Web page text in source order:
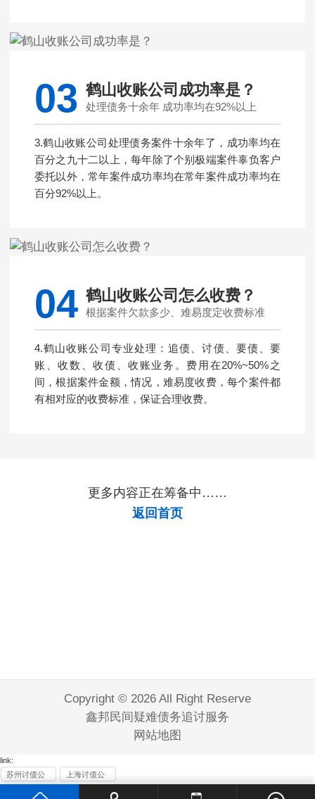
03 鹤山收账公司成功率是？
处理债务十余年 成功率均在92%以上
3.鹤山收账公司处理债务案件十余年了，成功率均在
百分之九十二以上，每年除了个别极端案件辜负客户
委托以外，常年案件成功率均在常年案件成功率均在
百分92%以上。
04 鹤山收账公司怎么收费？
根据案件欠款多少、难易度定收费标准
4.鹤山收账公司专业处理：追债、讨债、要债、要
账、收数、收债、收账业务。费用在20%~50%之
间，根据案件金额，情况，难易度收费，每个案件都
有相对应的收费标准，保证合理收费。
更多内容正在筹备中……
返回首页
Copyright © 2026 All Right Reserve
鑫邦民间疑难债务追讨服务
网站地图
link:
苏州讨债公
上海讨债公